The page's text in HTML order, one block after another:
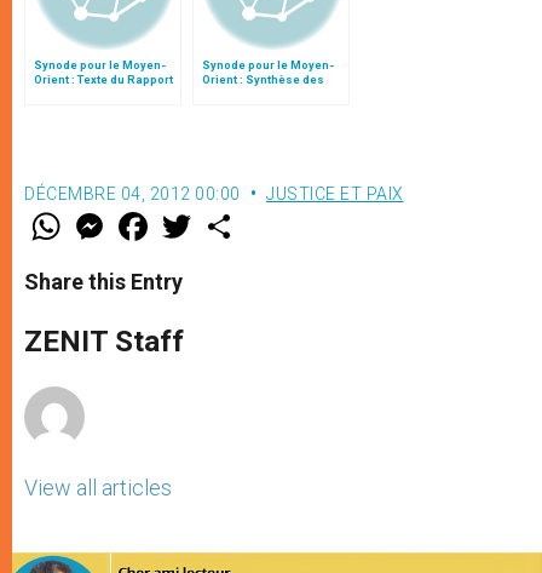
Synode pour le Moyen-
Orient : Texte du Rapport
Synode pour le Moyen-
Orient : Synthèse des
DÉCEMBRE 04, 2012 00:00 JUSTICE ET PAIX
W
t
s
p
p
M
e
s
e
g
e
F
a
e
b
o
k
w
Share this Entry
ZENIT Staff
View all articles